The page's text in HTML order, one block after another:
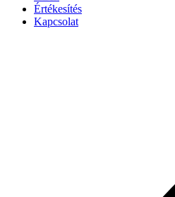
Értékesítés
Kapcsolat